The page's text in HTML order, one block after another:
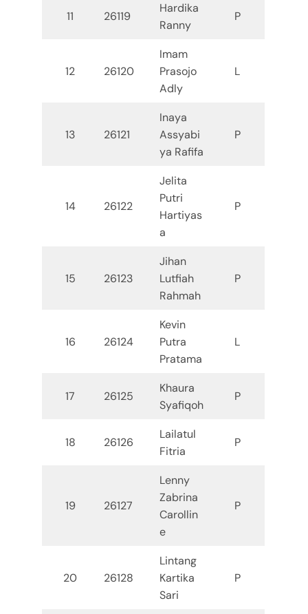
11 26119
Hardika
Ranny
P
12 26120
Imam
Prasojo
Adly
L
13 26121
Inaya
Assyabi
ya Rafifa
P
14 26122
Jelita
Putri
Hartiyas
a
P
15 26123
Jihan
Lutfiah
Rahmah
P
16 26124
Kevin
Putra
Pratama
L
17 26125
Khaura
Syafiqoh
P
18 26126
Lailatul
Fitria
P
19 26127
Lenny
Zabrina
Carollin
e
P
20 26128
Lintang
Kartika
Sari
P